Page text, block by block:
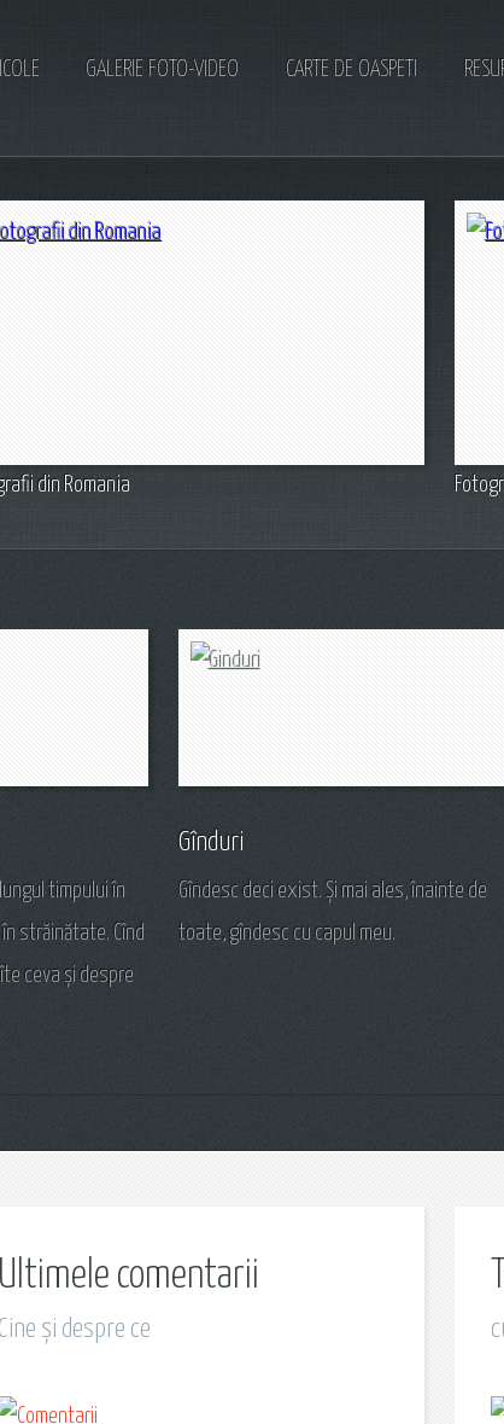
GALERIE FOTO-VIDEO CARTE DE OASPETI
din Romania
timpului în
străinătate. Cînd
ceva și despre
Gînduri
Gîndesc deci exist. Și mai ales, înainte de
toate, gîndesc cu capul meu.
Ultimele comentarii
Cine și despre ce